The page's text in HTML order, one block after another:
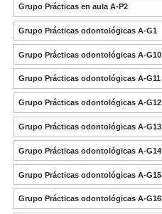
Grupo Prácticas en aula A-P2
Grupo Prácticas odontológicas A-G1
Grupo Prácticas odontológicas A-G10
Grupo Prácticas odontológicas A-G11
Grupo Prácticas odontológicas A-G12
Grupo Prácticas odontológicas A-G13
Grupo Prácticas odontológicas A-G14
Grupo Prácticas odontológicas A-G15
Grupo Prácticas odontológicas A-G16